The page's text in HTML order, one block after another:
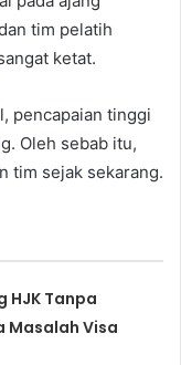
tim pelatih
ketat.
pencapaian tinggi
Oleh sebab itu,
tim sejak sekarang.
HJK Tanpa
Masalah Visa